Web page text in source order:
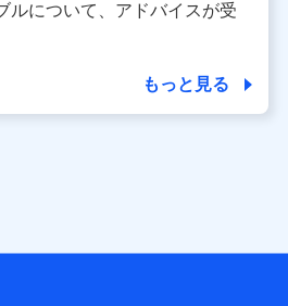
はないお客さま（2019年12月11
クラブ会員であったことがないお
利用目的の範囲内に限って共同利
ルについて、アドバイスが受
もっと見る